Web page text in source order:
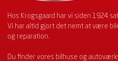
Hos Krogsgaard har vi siden 1924
Vi har altid gjort det nemt at være
og reparation.
Du finder vores bilhuse og